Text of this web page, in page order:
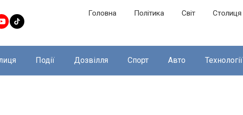
Головна Політика Світ Столиця
Події Дозвілля Спорт Авто Технології